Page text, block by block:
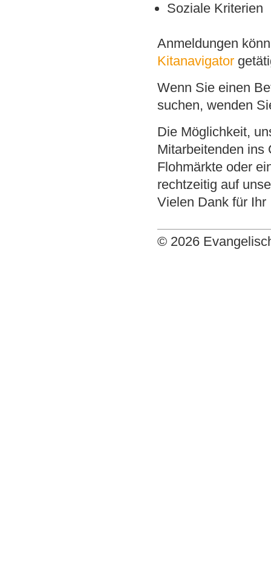
Soziale Kriterien
Anmeldungen
Kitanavigator
Wenn Sie einen
suchen, wenden
Die Möglichkeit,
Mitarbeitenden ins
Flohmärkte oder
rechtzeitig auf
Vielen Dank für Ihr
© 2026